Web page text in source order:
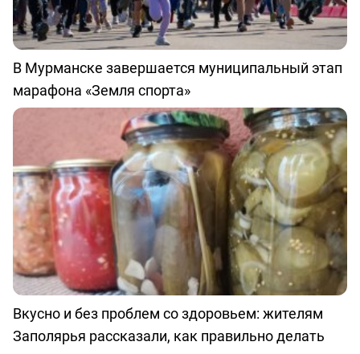
В Мурманске завершается муниципальный этап
марафона «Земля спорта»
Вкусно и без проблем со здоровьем: жителям
Заполярья рассказали, как правильно делать